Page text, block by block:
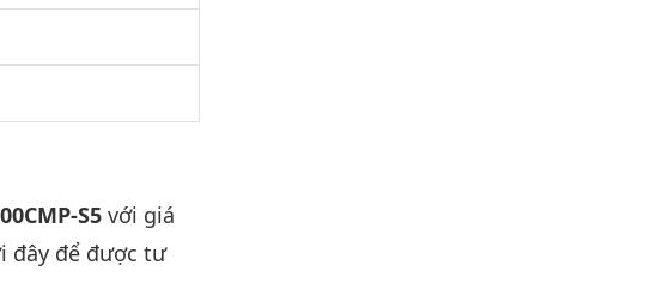
S5 với giá
đây để được tư